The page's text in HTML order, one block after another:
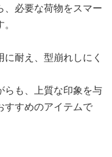
、必要な荷物をスマー
耐え、型崩れしにく
らも、上質な印象を与
すすめのアイテムで